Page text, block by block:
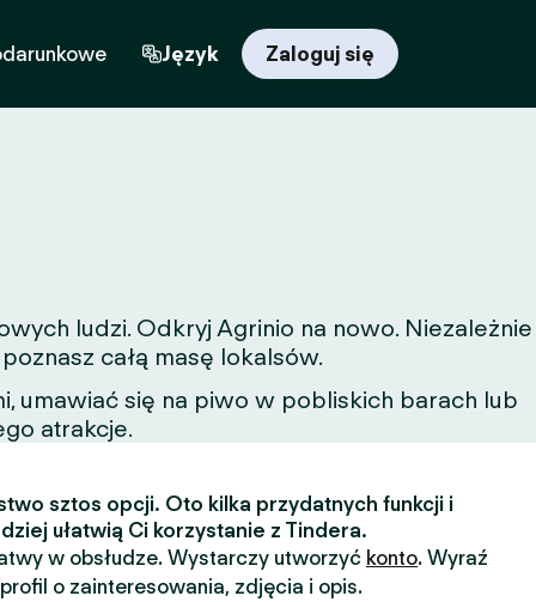
Język Zaloguj się
ludzi. Odkryj Agrinio na nowo. Niezależnie
całą masę lokalsów.
umawiać się na piwo w pobliskich barach lub
atrakcje.
sztos opcji. Oto kilka przydatnych funkcji i
ułatwią Ci korzystanie z Tindera.
w obsłudze. Wystarczy utworzyć konto. Wyraź
o zainteresowania, zdjęcia i opis.